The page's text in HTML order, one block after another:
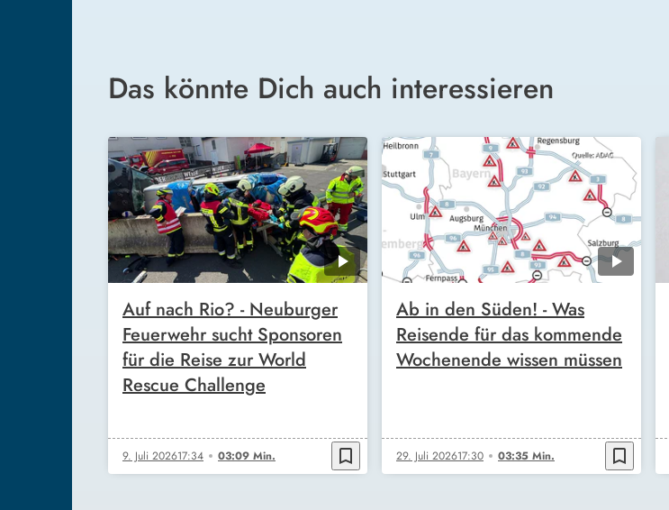
Das könnte Dich auch interessieren
Auf nach Rio? - Neuburger
Feuerwehr sucht Sponsoren
für die Reise zur World
Rescue Challenge
9. Juli 202617:34 03:09 Min. bookmark_border
Ab in den Süden! - Was
Reisende für das kommende
Wochenende wissen müssen
29. Juli 202617:30 03:35 Min. bookmark_border